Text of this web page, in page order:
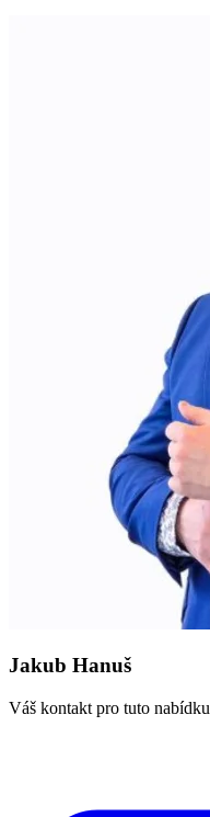
Jakub Hanuš
Váš kontakt pro tuto nabídku